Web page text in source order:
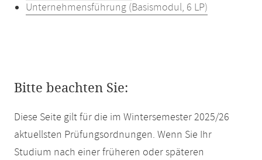
Unternehmensführung (Basismodul, 6 LP)
Bitte beachten Sie:
Diese Seite gilt für die im Wintersemester 2025/26
aktuellsten Prüfungsordnungen. Wenn Sie Ihr
Studium nach einer früheren oder späteren